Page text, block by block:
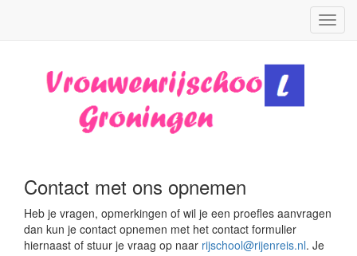
Contact met ons opnemen
Heb je vragen, opmerkingen of wil je een proefles aanvragen
dan kun je contact opnemen met het contact formulier
hiernaast of stuur je vraag op naar rijschool@rijenreis.nl. Je